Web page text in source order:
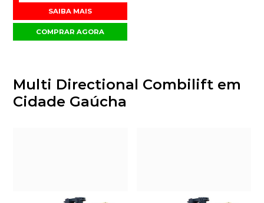
SAIBA MAIS
COMPRAR AGORA
Multi Directional Combilift em
Cidade Gaúcha